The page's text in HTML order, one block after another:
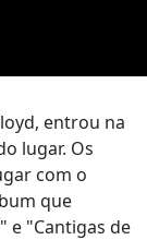
entrou na
lugar. Os
com o
que
e "Cantigas de